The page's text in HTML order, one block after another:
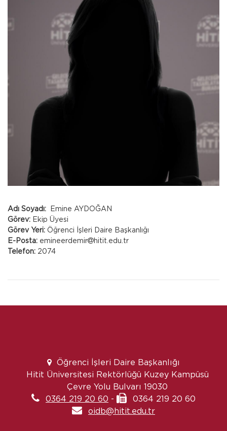
Adı Soyadı:
Emine AYDOĞAN
Görev: Ekip Üyesi
Görev Yeri: Öğrenci İşleri Daire Başkanlığı
E-Posta: emineerdemir
hitit.edu.tr
Telefon: 2074
Öğrenci İşleri Daire Başkanlığı
Hitit Üniversitesi Rektörlüğü Kuzey Kampüsü
Çevre Yolu Bulvarı 19030
0364 219 20 60 -
0364 219 20 60
oidb@hitit.edu.tr